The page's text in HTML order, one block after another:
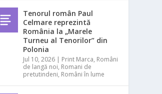
Tenorul român Paul
Celmare reprezintă
România la „Marele
Turneu al Tenorilor” din
Polonia
Jul 10, 2026 | Print Marca, Români
de langă noi, Romani de
pretutindeni, Români în lume